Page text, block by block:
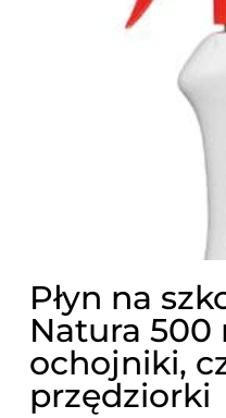
Płyn na
Natura 500
ochojniki,
przędziorki